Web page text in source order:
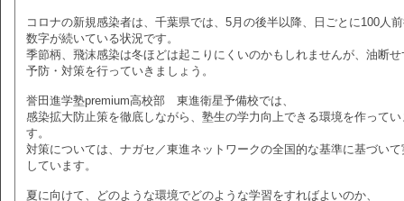
コロナの新規感染者は、千葉県では、5月の後半以降、日ごとに100人
数字が続いている状況です。
季節柄、飛沫感染は冬ほどは起こりにくいのかもしれませんが、油断せ
予防・対策を行っていきましょう。
誉田進学塾premium高校部 東進衛星予備校では、
感染拡大防止策を徹底しながら、塾生の学力向上できる環境を作ってい
す。
対策については、ナガセ／東進ネットワークの全国的な基準に基づいて
しています。
夏に向けて、どのような環境でどのような学習をすればよいのか、